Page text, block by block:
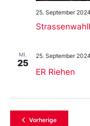
25. September
MI.
25
ER Riehen
25. September
Vorherige